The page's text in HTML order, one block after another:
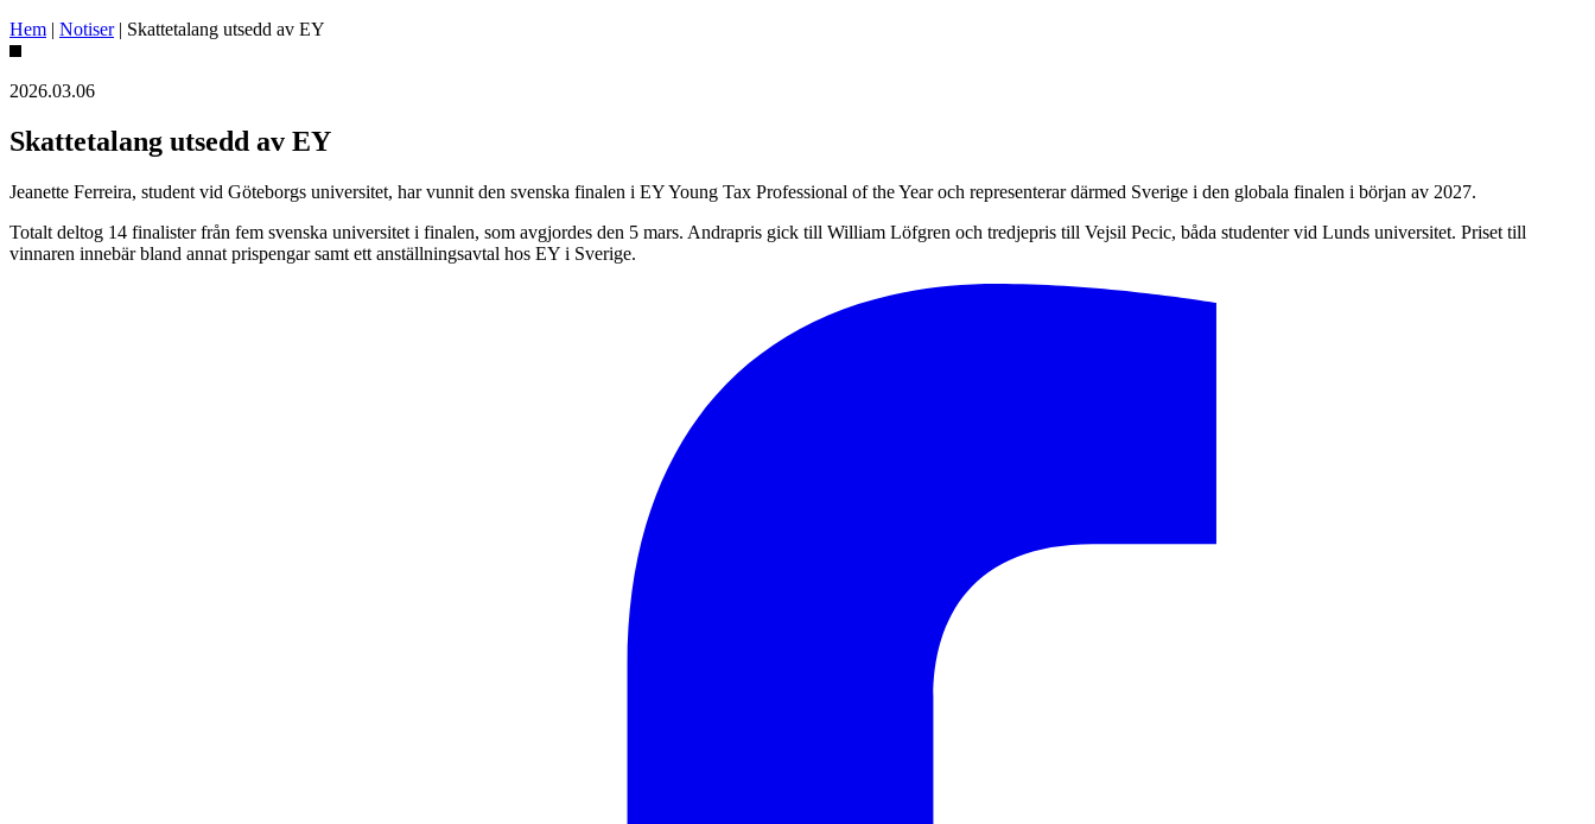
Hem | Notiser| Skattetalang utsedd av EY
2026.03.06
Skattetalang utsedd av EY
Jeanette Ferreira, student vid Göteborgs universitet, har vunnit den svenska finalen i EY Young Tax Professional of the Year och representerar därmed Sverige i den globala finalen i början av 2027.
Totalt deltog 14 finalister från fem svenska universitet i finalen, som avgjordes den 5 mars. Andrapris gick till William Löfgren och tredjepris till Vejsil Pecic, båda studenter vid Lunds universitet. Priset till
vinnaren innebär bland annat prispengar samt ett anställningsavtal hos EY i Sverige.